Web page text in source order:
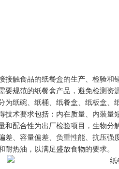
触食品的纸餐盒的生产、检验和
要规范的纸餐盒产品，避免检测资
纸碗、纸桶、纸餐盒、纸板盒、
技术要求包括：内在质量、内装
和配合性为出厂检验项目，生物分
、容量偏差、负重性能、抗压强
热油，以满足盛放食物的要求。